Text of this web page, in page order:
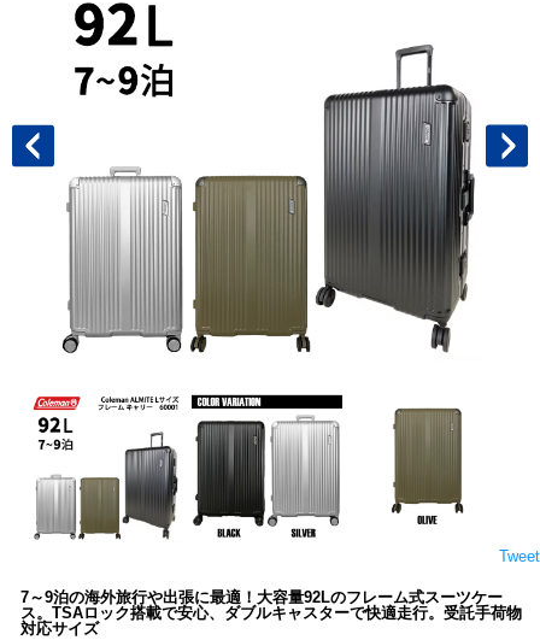
Tweet
7～9泊の海外旅行や出張に最適！大容量92Lのフレーム式スーツケー
ス。TSAロック搭載で安心、ダブルキャスターで快適走行。受託手荷物
対応サイズ